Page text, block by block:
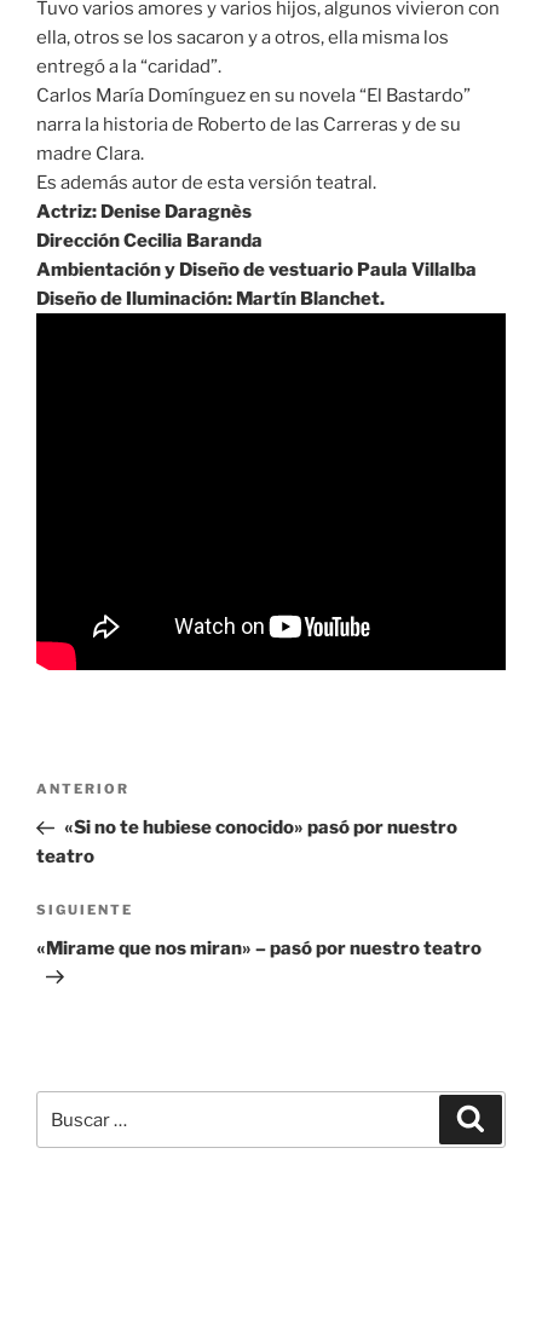
Tuvo varios amores y varios hijos, algunos vivieron con
ella, otros se los sacaron y a otros, ella misma los
entregó a la “caridad”.
Carlos María Domínguez en su novela “El Bastardo”
narra la historia de Roberto de las Carreras y de su
madre Clara.
Es además autor de esta versión teatral.
Actriz: Denise Daragnès
Dirección Cecilia Baranda
Ambientación y Diseño de vestuario Paula Villalba
Diseño de Iluminación: Martín Blanchet.
Navegación
entradas
Entrada
anterior:
ANTERIOR
«Si no te hubiese conocido» pasó por nuestro
teatro
Siguiente
entrada
SIGUIENTE
«Mirame que nos miran» – pasó por nuestro teatro
por: